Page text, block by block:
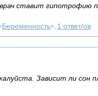
ставит гипотрофию
Беременность», 1 ответ/ов
Зависит ли сон